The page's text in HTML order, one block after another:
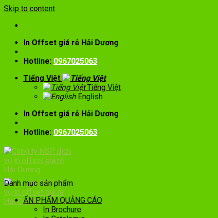
Skip to content
In Offset giá rẻ Hải Dương
Hotline: 0967025063
Tiếng Việt
Tiếng Việt
English
In Offset giá rẻ Hải Dương
Hotline: 0967025063
Danh mục sản phẩm
ẤN PHẨM QUẢNG CÁO
In Brochure